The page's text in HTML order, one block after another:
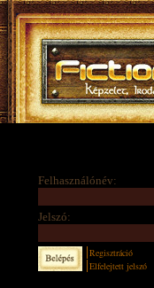
Felhasználónév:
Jelszó:
Regisztráció
Elfelejtett jelszó